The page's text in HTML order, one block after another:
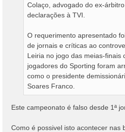
Colaço, advogado do ex-
declarações à TVI.
O requerimento apresentado
de jornais e críticas ao
Leiria no jogo das meias-finais
jogadores do Sporting foram
como o presidente
Soares Franco.
Este campeonato é falso desde 1ª
Como é possivel isto acontecer nas